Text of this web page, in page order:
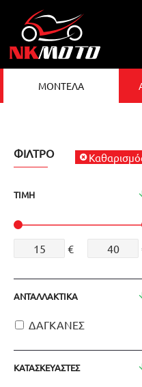
ΜΟΝΤΕΛΑ
ΦΊΛΤΡΟ
ΤΙΜΉ
€
ΚΑΤΑΣΚΕΥΑΣΤΈΣ
ΑΝΤΑΛΛΑΚΤΙΚΑ
ΔΑΓΚΑΝΕΣ